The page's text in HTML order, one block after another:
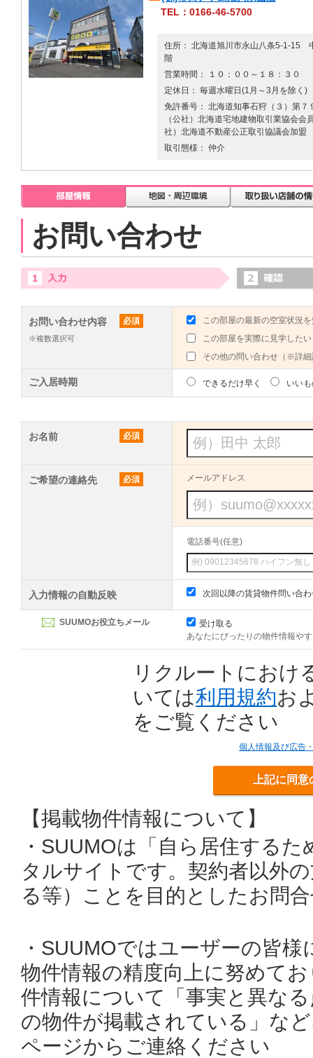
TEL：0166-46-5700
住所： 北海道旭川市永山八条5-1-15
階
営業時間： １０：００～１８：３０
定休日： 毎週水曜日(1月～3月を除く)
免許番号： 北海道知事石狩（３）第７
（公社）北海道宅地建物取引業協会会
社）北海道不動産公正取引協議会加盟
取引態様： 仲介
お問い合わせ
お問い合わせ内容 必須
※複数選択可
この部屋の最新の空室状況
この部屋を実際に見学したい
その他の問い合わせ（※詳
ご入居時期 できるだけ早く いい
お名前 必須
ご希望の連絡先 必須 メールアドレス
電話番号(任意)
入力情報の自動反映 次回以降の賃貸物件問い合
SUUMOお役立ちメール
受け取る
あなたにぴったりの物件情報や
リクルートにおけ
いては利用規約お
をご覧ください
個人情報及び広告
上記に同
【掲載物件情報について】
・SUUMOは「自ら居住する
タルサイトです。契約者以外
る等）ことを目的としたお問
・SUUMOではユーザーの皆
物件情報の精度向上に努めて
件情報について「事実と異な
の物件が掲載されている」な
ページからご連絡ください